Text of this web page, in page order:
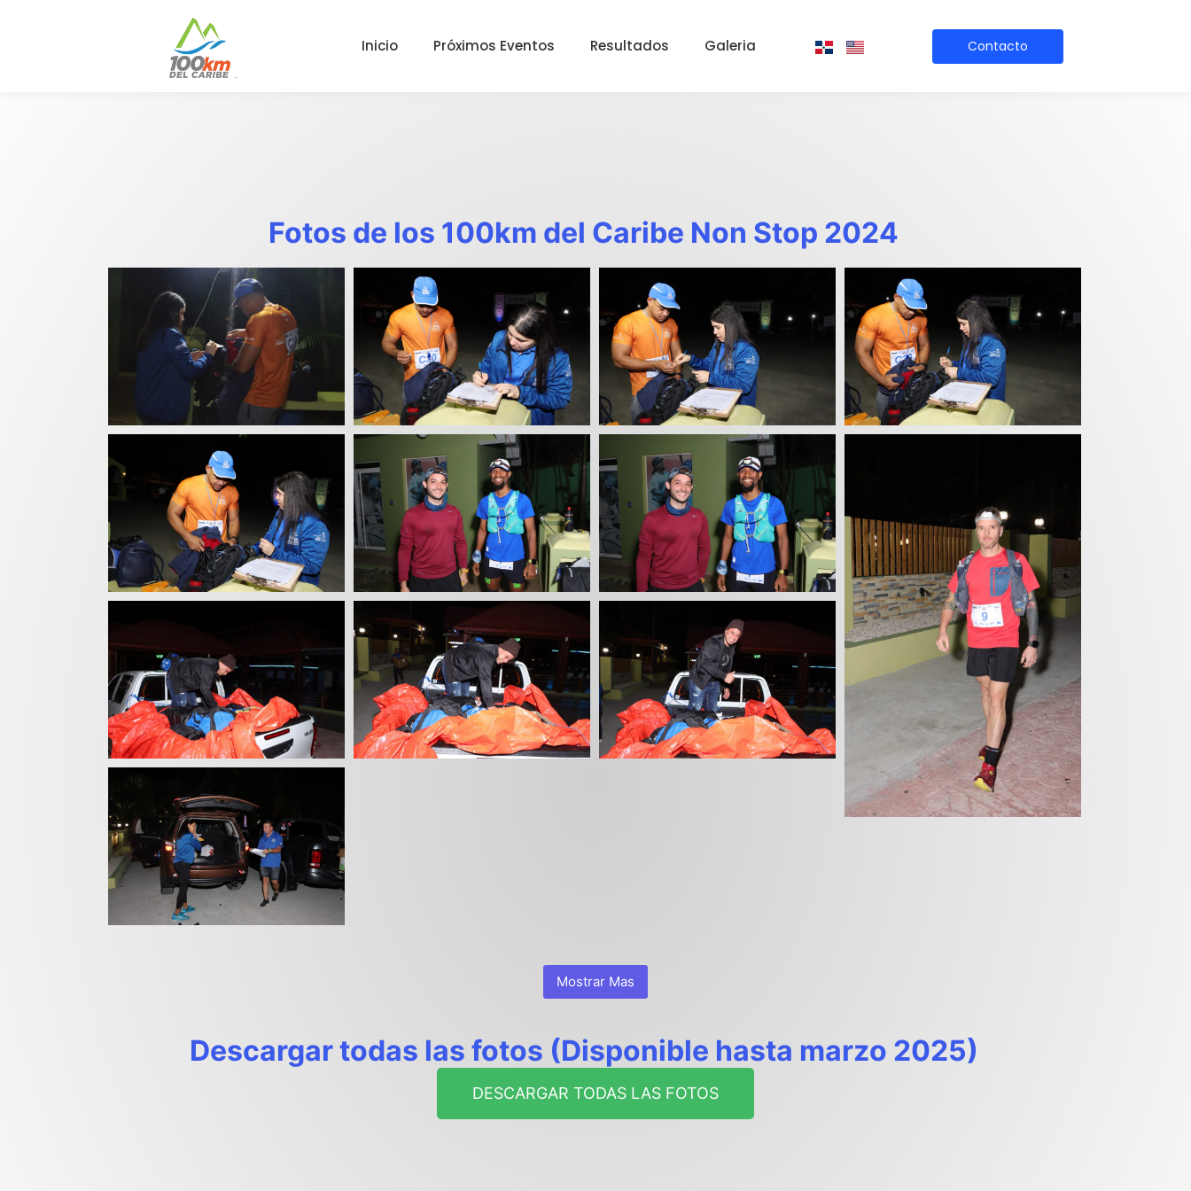
Inicio Próximos Eventos Resultados Galeria Contacto
Fotos de los 100km del Caribe Non Stop 2024
Mostrar Mas
Descargar todas las fotos (Disponible hasta marzo 2025)
DESCARGAR TODAS LAS FOTOS